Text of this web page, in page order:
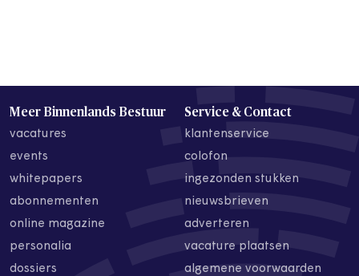
Meer Binnenlands Bestuur
vacatures
events
whitepapers
abonnementen
online magazine
personalia
dossiers
Service & Contact
klantenservice
colofon
ingezonden stukken
nieuwsbrieven
adverteren
vacature plaatsen
algemene voorwaarden